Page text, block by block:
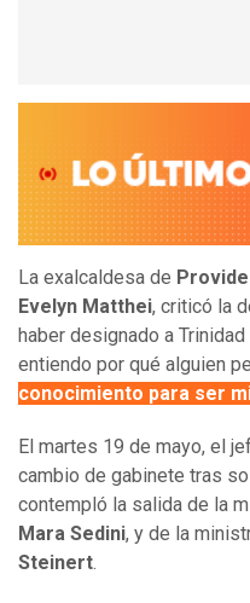
La exalcaldesa de
Evelyn Matthei, criticó la
haber designado a
entiendo por qué alguien
conocimiento para ser
El martes 19 de mayo, el
cambio de gabinete tras
contempló la salida de la
Mara Sedini, y de la
Steinert.